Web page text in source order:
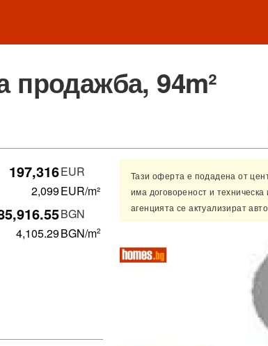
продажба, 94m²
Тази оферта е подадена от
има договореност и техническа
агенцията се актуализират
197,316EUR
2,099EUR/m²
BGN
4,105.29BGN/m2